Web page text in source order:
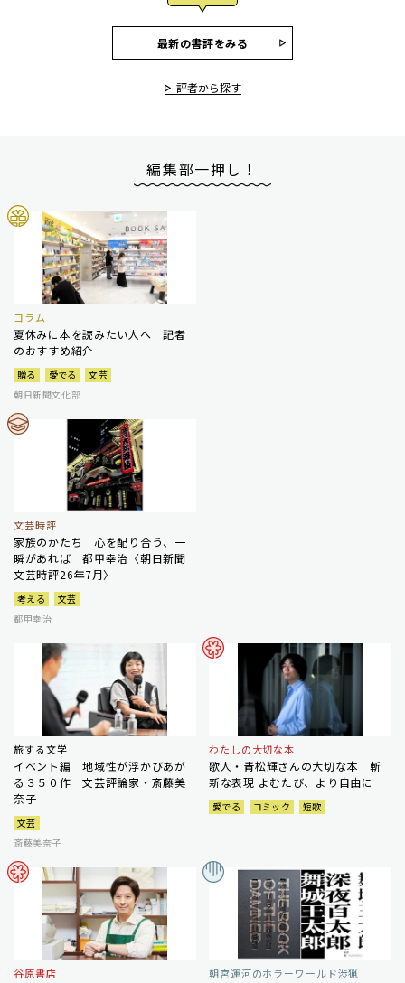
最新の書評をみる
評者から探す
編集部一押し！
コラム
夏休みに本を読みたい人へ 記者
のおすすめ紹介
贈る 愛でる
文芸
朝日新聞文化部
文芸時評
家族のかたち 心を配り合う、一
瞬があれば 都甲幸治〈朝日新聞
文芸時評26年7月〉
考える
文芸
都甲幸治
旅する文学
イベント編 地域性が浮かびあが
る３５０作 文芸評論家・斎藤美
奈子
文芸
斎藤美奈子
わたしの大切な本
歌人・青松輝さんの大切な本 斬
新な表現 よむたび、より自由に
愛でる コミック 短歌
谷原書店 朝宮運河のホラーワールド渉猟